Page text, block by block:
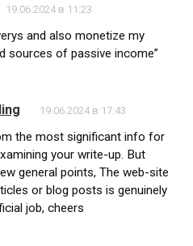
19.06.2024 в 11:23
and also monetize my
sources of passive income”
19.06.2024 в 17:43
the most significant info for
your write-up. But
general points, The web-site
or blog posts is genuinely
job, cheers